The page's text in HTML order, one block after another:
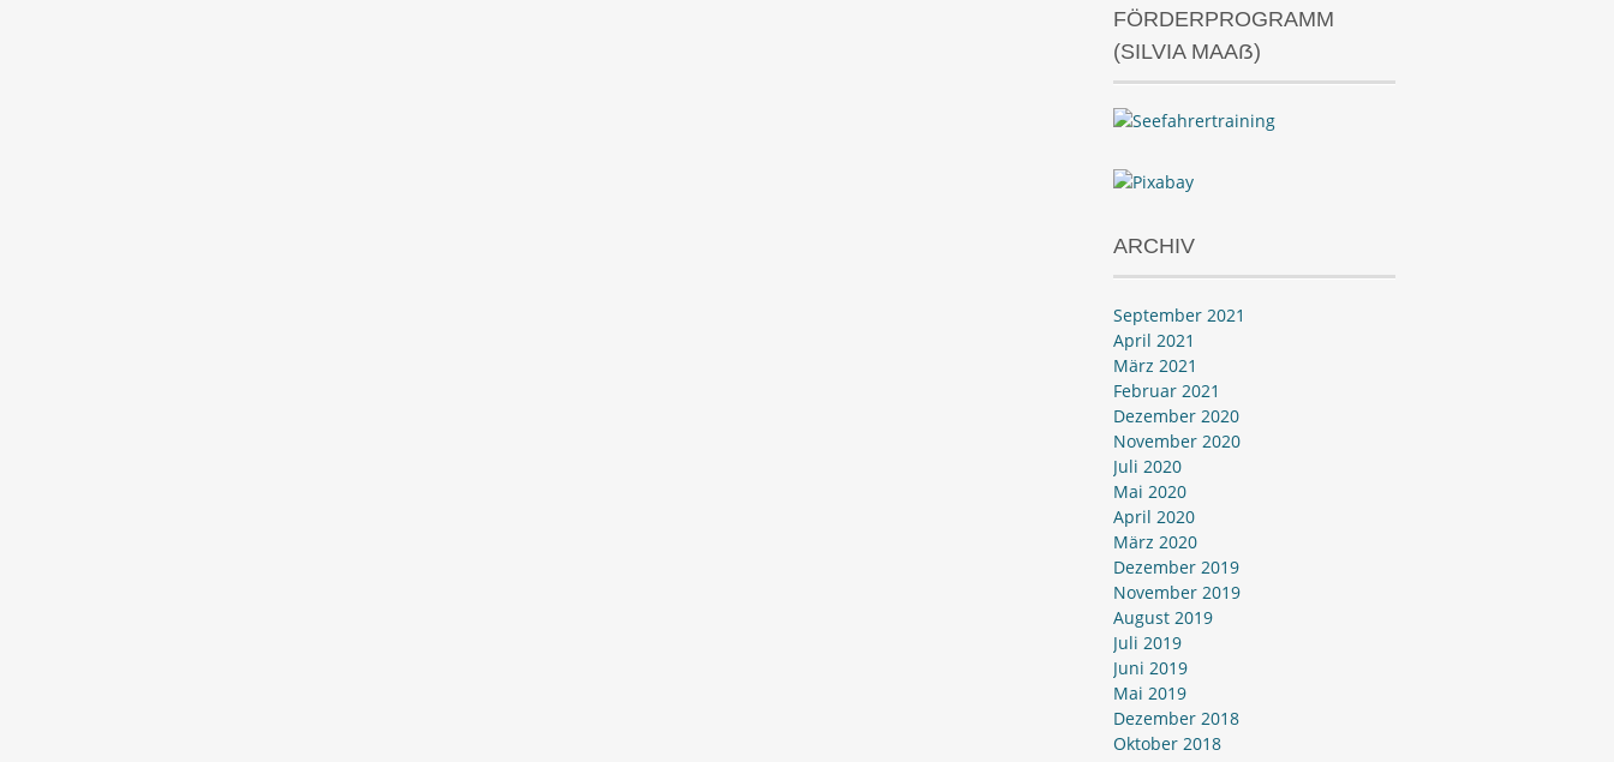
FÖRDERPROGRAMM
(SILVIA MAAẞ)
ARCHIV
September 2021
April 2021
März 2021
Februar 2021
Dezember 2020
November 2020
Juli 2020
Mai 2020
April 2020
März 2020
Dezember 2019
November 2019
August 2019
Juli 2019
Juni 2019
Mai 2019
Dezember 2018
Oktober 2018